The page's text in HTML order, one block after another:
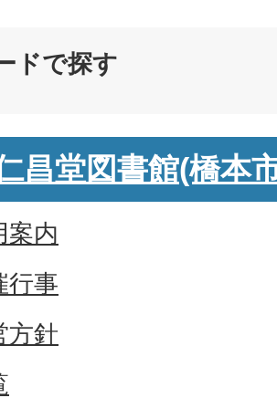
ドで探す
昌堂図書館(橋本
案内
行事
方針